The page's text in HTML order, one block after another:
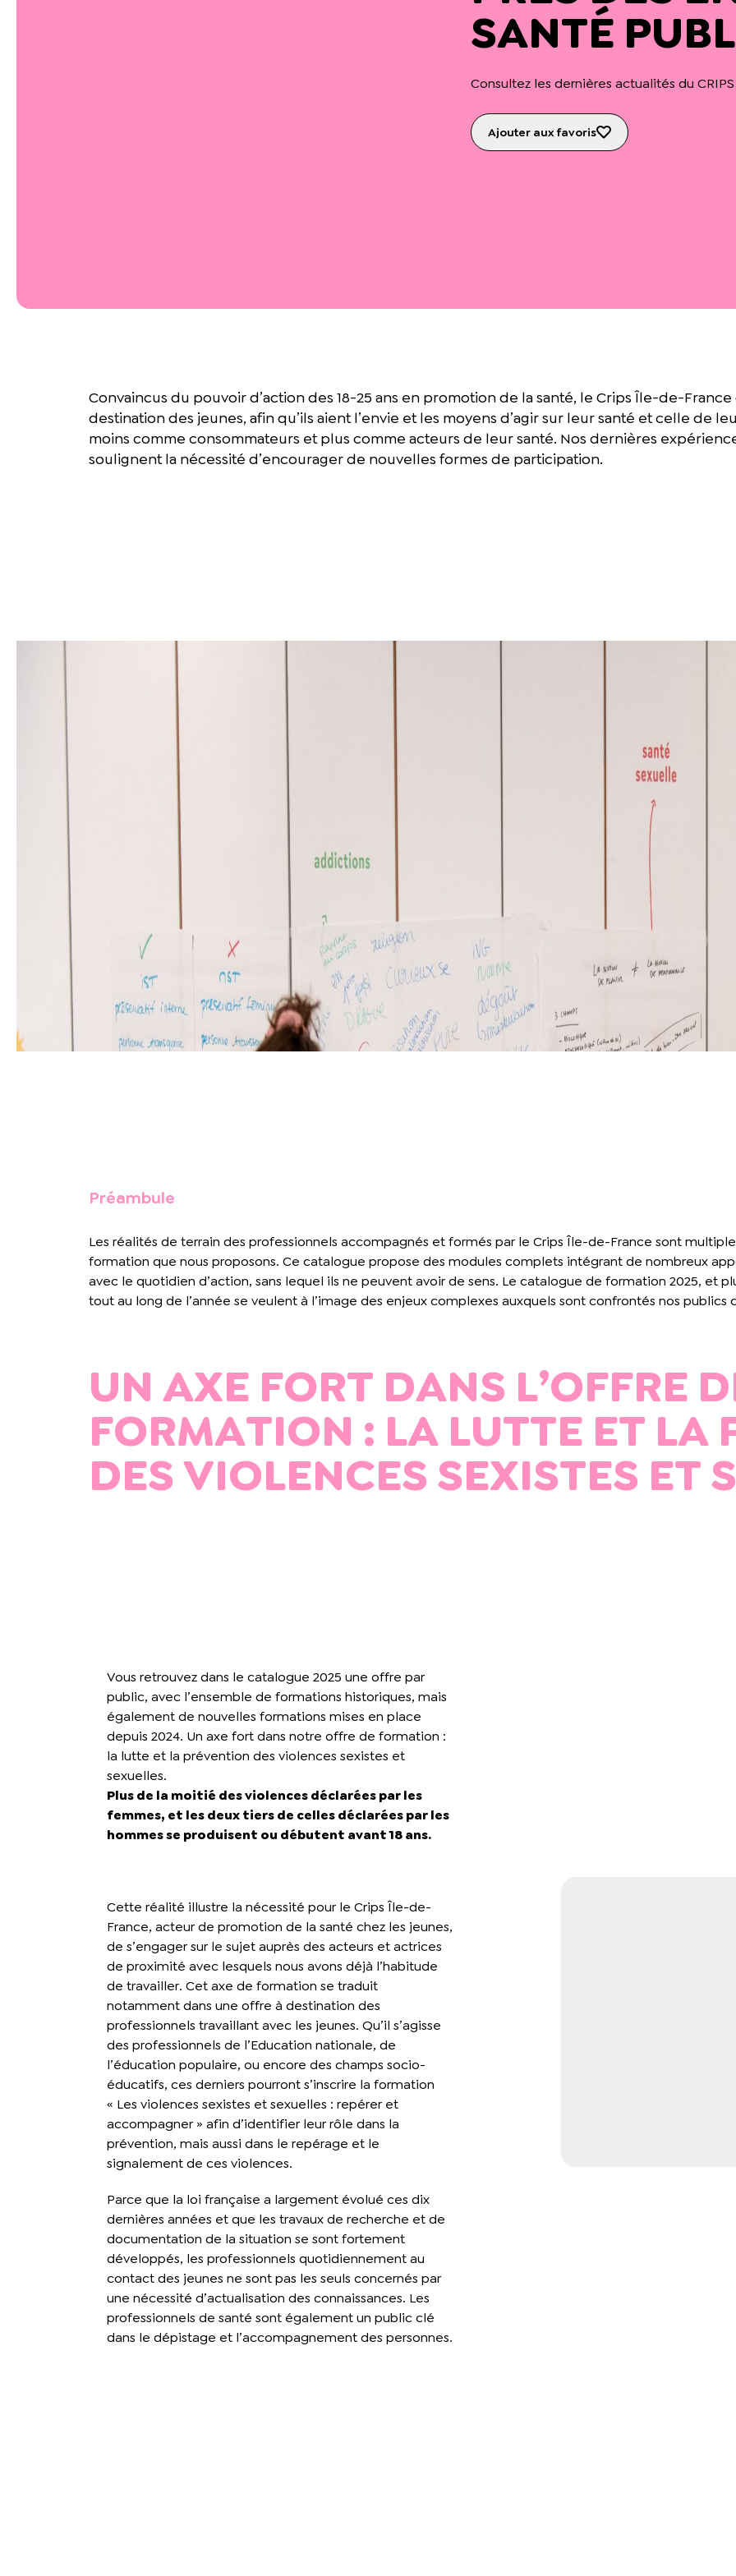
SANTÉ
Consultez les dernières actualités du CRIPS
Ajouter aux favoris
Convaincus du pouvoir d’action des 18-25 ans en promotion de la santé, le Crips Île-de-
destination des jeunes, afin qu’ils aient l’envie et les moyens d’agir sur leur santé et celle de
moins comme consommateurs et plus comme acteurs de leur santé. Nos dernières
soulignent la nécessité d’encourager de nouvelles formes de participation.
Préambule
Les réalités de terrain des professionnels accompagnés et formés par le Crips Île-de-France sont
formation que nous proposons. Ce catalogue propose des modules complets intégrant de nombreux
avec le quotidien d’action, sans lequel ils ne peuvent avoir de sens. Le catalogue de formation 2025, et
tout au long de l’année se veulent à l’image des enjeux complexes auxquels sont confrontés nos publics
UN AXE FORT DANS L’OFFRE
FORMATION : LA LUTTE ET LA
DES VIOLENCES SEXISTES ET
Vous retrouvez dans le catalogue 2025 une offre par
public, avec l’ensemble de formations historiques, mais
également de nouvelles formations mises en place
depuis 2024. Un axe fort dans notre offre de formation :
la lutte et la prévention des violences sexistes et
sexuelles.
Plus de la moitié des violences déclarées par les
femmes, et les deux tiers de celles déclarées par les
hommes se produisent ou débutent avant 18 ans.
Cette réalité illustre la nécessité pour le Crips Île-de-
France, acteur de promotion de la santé chez les jeunes,
de s’engager sur le sujet auprès des acteurs et actrices
de proximité avec lesquels nous avons déjà l’habitude
de travailler. Cet axe de formation se traduit
notamment dans une offre à destination des
professionnels travaillant avec les jeunes. Qu’il s’agisse
des professionnels de l’Education nationale, de
l’éducation populaire, ou encore des champs socio-
éducatifs, ces derniers pourront s’inscrire la formation
« Les violences sexistes et sexuelles : repérer et
accompagner » afin d’identifier leur rôle dans la
prévention, mais aussi dans le repérage et le
signalement de ces violences.
Parce que la loi française a largement évolué ces dix
dernières années et que les travaux de recherche et de
documentation de la situation se sont fortement
développés, les professionnels quotidiennement au
contact des jeunes ne sont pas les seuls concernés par
une nécessité d’actualisation des connaissances. Les
professionnels de santé sont également un public clé
dans le dépistage et l’accompagnement des personnes.